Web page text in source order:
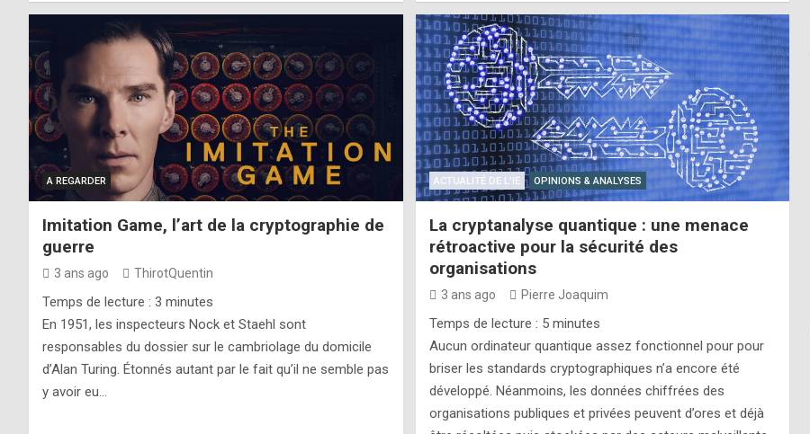
A REGARDER
Imitation Game, l’art de la cryptographie de
guerre
3 ans ago ThirotQuentin
Temps de lecture : 3 minutes
En 1951, les inspecteurs Nock et Staehl sont
responsables du dossier sur le cambriolage du domicile
d’Alan Turing. Étonnés autant par le fait qu’il ne semble pas
y avoir eu…
ACTUALITÉ DE L'IE OPINIONS & ANALYSES
La cryptanalyse quantique : une menace
rétroactive pour la sécurité des
organisations
3 ans ago Pierre Joaquim
Temps de lecture : 5 minutes
Aucun ordinateur quantique assez fonctionnel pour pour
briser les standards cryptographiques n’a encore été
développé. Néanmoins, les données chiffrées des
organisations publiques et privées peuvent d’ores et déjà